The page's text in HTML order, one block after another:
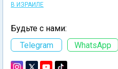
В ИЗРАИЛЕ
Будьте с нами:
Telegram
WhatsApp